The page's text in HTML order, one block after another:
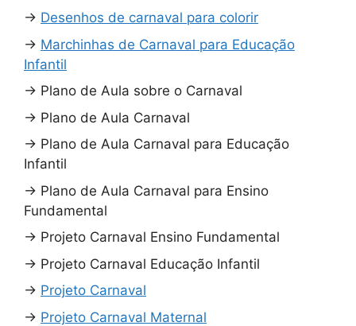
→ Desenhos de carnaval para colorir
→ Marchinhas de Carnaval para Educação
Infantil
→ Plano de Aula sobre o Carnaval
→ Plano de Aula Carnaval
→ Plano de Aula Carnaval para Educação
Infantil
→ Plano de Aula Carnaval para Ensino
Fundamental
→ Projeto Carnaval Ensino Fundamental
→ Projeto Carnaval Educação Infantil
→ Projeto Carnaval
→ Projeto Carnaval Maternal